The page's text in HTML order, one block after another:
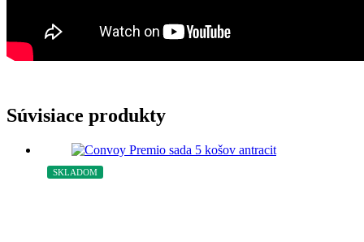
Súvisiace produkty
SKLADOM